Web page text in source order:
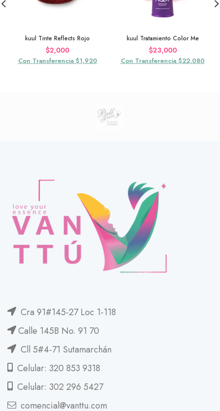
kuul Tinte Reflects Rojo
$2,000
Con Transferencia $1,920
kuul Tratamiento Color Me
$23,000
Con Transferencia $22,080
Cra 91#145-27 Loc 1-118
Calle 145B No. 91 70
Cll 5#4-71 Sutamarchán
Celular: 320 853 9318
Celular: 302 296 5427
comencial@vanttu.com